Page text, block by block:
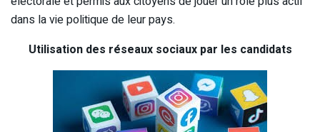
dans la vie politique de leur pays.
Utilisation des réseaux sociaux par les candidats